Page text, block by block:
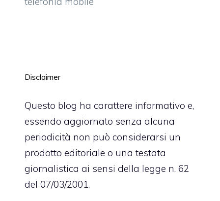
Disclaimer
Questo blog ha carattere informativo e,
essendo aggiornato senza alcuna
periodicità non può considerarsi un
prodotto editoriale o una testata
giornalistica ai sensi della legge n. 62
del 07/03/2001.